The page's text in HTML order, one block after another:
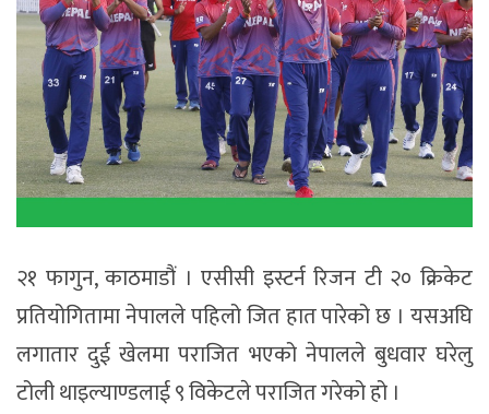
२१ फागुन, काठमाडौं । एसीसी इस्टर्न रिजन टी २० क्रिकेट
प्रतियोगितामा नेपालले पहिलो जित हात पारेको छ । यसअघि
लगातार दुई खेलमा पराजित भएको नेपालले बुधवार घरेलु
टोली थाइल्याण्डलाई ९ विकेटले पराजित गरेको हो ।